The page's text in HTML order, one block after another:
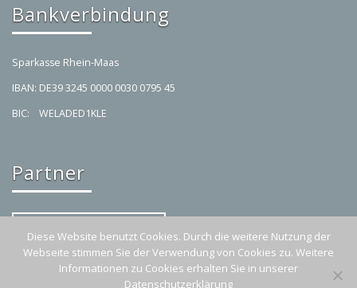
Bankverbindung
Sparkasse Rhein-Maas
IBAN: DE39 3245 0000 0030 0795 45
BIC: WELADED1KLE
Partner
© Zweiradhandel Post 2025 |Impressum
Diese Website benutzt Cookies. Durch die weitere Nutzung der
Webseite stimmen Sie der Verwendung von Cookies zu. Weitere
Informationen zu Cookies erhalten Sie in unserer
Datenschutzerklärung